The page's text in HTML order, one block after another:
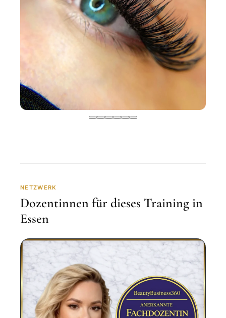
NETZWERK
Dozentinnen für dieses Training in
Essen